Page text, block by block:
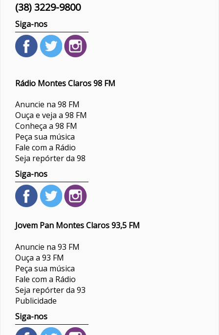
(38) 3229-9800
Siga-nos
Rádio Montes Claros 98 FM
Anuncie na 98 FM
Ouça e veja a 98 FM
Conheça a 98 FM
Peça sua música
Fale com a Rádio
Seja repórter da 98
Siga-nos
Jovem Pan Montes Claros 93,5 FM
Anuncie na 93 FM
Ouça a 93 FM
Peça sua música
Fale com a Rádio
Seja repórter da 93
Publicidade
Siga-nos